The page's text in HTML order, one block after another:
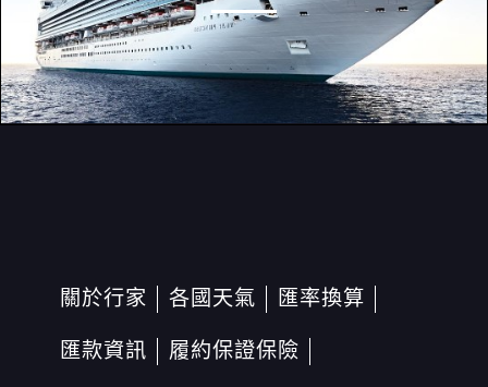
關於行家 各國天氣
匯率換算
匯款資訊
履約保證保險